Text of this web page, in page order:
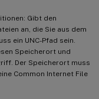
Gibt den
an, die Sie aus dem
ein UNC-Pfad sein.
Speicherort und
Der Speicherort muss
Common Internet File